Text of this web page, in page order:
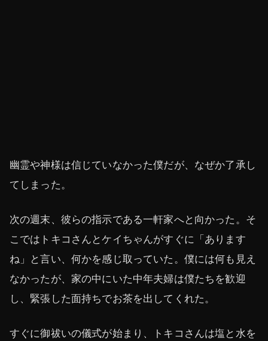
幽霊や神様は信じていなかった僕だが、なぜか了承し
てしまった。
次の週末、彼らの指示である一軒家へと向かった。そ
こではトキコさんとケイちゃんがすぐに「あります
ね」と言い、何かを感じ取っていた。僕には何も見え
なかったが、家の中にいた中年夫婦は僕たちを歓迎
し、緊張した面持ちでお茶を出してくれた。
すぐに御祓いの儀式が始まり、トキコさんは塩と水を